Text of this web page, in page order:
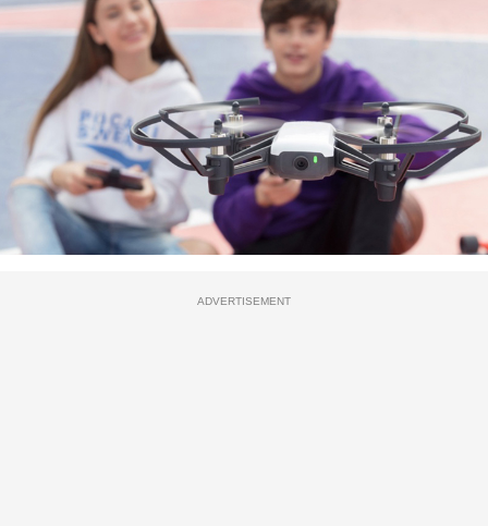
ADVERTISEMENT